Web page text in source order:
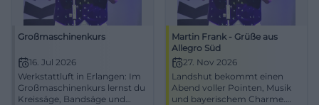
Großmaschinenkurs
16. Jul 2026
Werkstattluft in Erlangen: Im
Großmaschinenkurs lernst du
Kreissäge, Bandsäge und
Martin Frank - Grüße aus
Allegro Süd
27. Nov 2026
Landshut bekommt einen
Abend voller Pointen, Musik
und bayerischem Charme.